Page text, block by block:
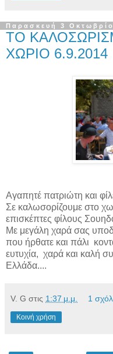
Παρασκευή 3
ΤΟ
ΧΩΡΙΟ 6.9.2014
Αγαπητέ πατριώτη και
Σε καλωσορίζουμε στο
επισκέπτες φίλους
Με μεγάλη χαρά σας
που ήρθατε και πάλι
ευτυχία, χαρά και καλή
Ελλάδα....
V. G στις 1:37 μ.μ. 1
Κοινή χρήση